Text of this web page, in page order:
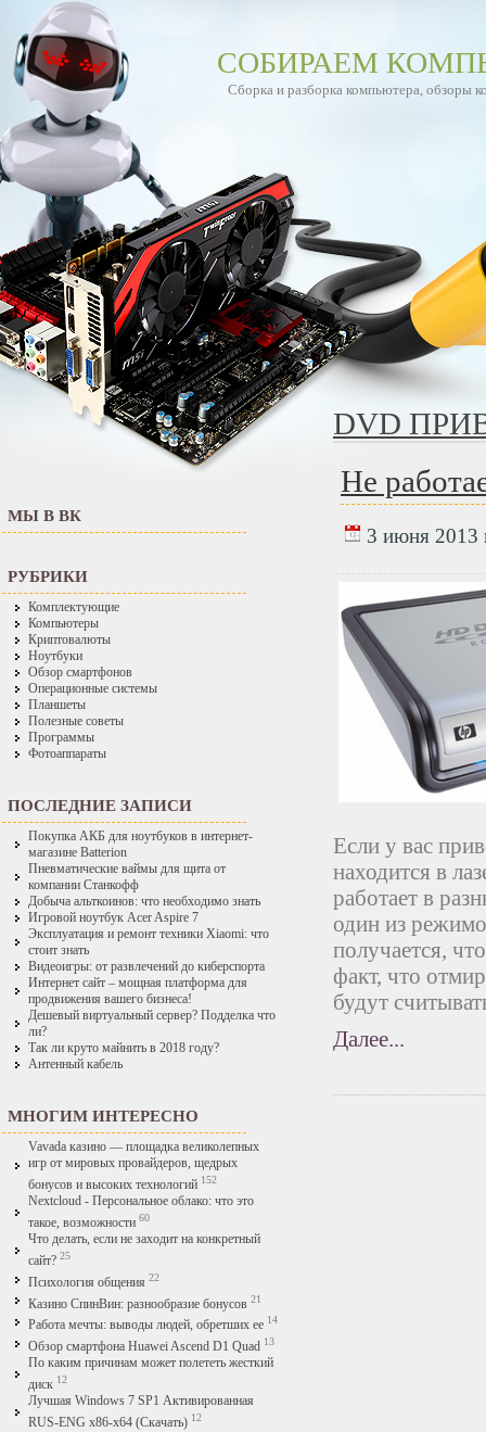
СОБИРАЕМ
Сборка и разборка компьютера, обзоры
МЫ В ВК
РУБРИКИ
Комплектующие
Компьютеры
Криптовалюты
Ноутбуки
Обзор смартфонов
Операционные системы
Планшеты
Полезные советы
Программы
Фотоаппараты
ПОСЛЕДНИЕ ЗАПИСИ
Покупка АКБ для ноутбуков в интернет-
магазине Batterion
Пневматические ваймы для щита от
компании Станкофф
Добыча альткоинов: что необходимо знать
Игровой ноутбук Acer Aspire 7
Эксплуатация и ремонт техники Xiaomi: что
стоит знать
Видеоигры: от развлечений до киберспорта
Интернет сайт – мощная платформа для
продвижения вашего бизнеса!
Дешевый виртуальный сервер? Подделка что
ли?
Так ли круто майнить в 2018 году?
Антенный кабель
МНОГИМ ИНТЕРЕСНО
Vavada казино — площадка великолепных
игр от мировых провайдеров, щедрых
бонусов и высоких технологий 152
Nextcloud - Персональное облако: что это
такое, возможности 60
Что делать, если не заходит на конкретный
сайт? 25
Психология общения 22
Казино СпинВин: разнообразие бонусов 21
Работа мечты: выводы людей, обретших ее 14
Обзор смартфона Huawei Ascend D1 Quad 13
По каким причинам может полететь жесткий
диск 12
Лучшая Windows 7 SP1 Активированная
RUS-ENG x86-x64 (Скачать) 12
DVD
Не
3 июня 2013
Если у вас
находится в
работает в
один из
получается,
факт, что
будут
Далее...